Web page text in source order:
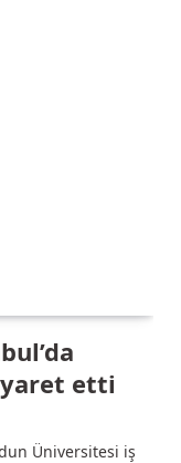
etti
Üniversitesi iş